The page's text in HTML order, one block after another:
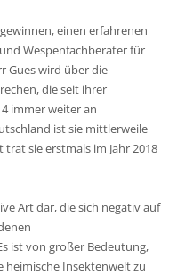
einen erfahrenen
Wespenfachberater für
Gues wird über die
die seit ihrer
immer weiter an
ist sie mittlerweile
sie erstmals im Jahr 2018
Art dar, die sich negativ auf
ist von großer Bedeutung,
heimische Insektenwelt zu